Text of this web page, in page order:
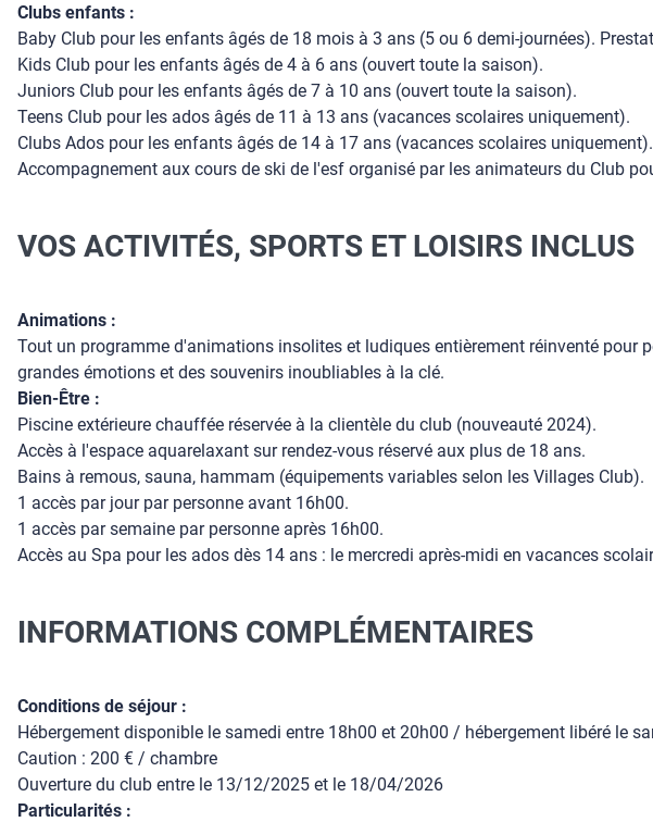
Clubs enfants :
Baby Club pour les enfants âgés de 18 mois à 3 ans (5 ou 6 demi-journées).
Kids Club pour les enfants âgés de 4 à 6 ans (ouvert toute la saison).
Juniors Club pour les enfants âgés de 7 à 10 ans (ouvert toute la saison).
Teens Club pour les ados âgés de 11 à 13 ans (vacances scolaires uniquement).
Clubs Ados pour les enfants âgés de 14 à 17 ans (vacances scolaires uniquement).
Accompagnement aux cours de ski de l'esf organisé par les animateurs du Club
VOS ACTIVITÉS, SPORTS ET LOISIRS INCLUS
Animations :
Tout un programme d'animations insolites et ludiques entièrement réinventé pour
grandes émotions et des souvenirs inoubliables à la clé.
Bien-Être :
Piscine extérieure chauffée réservée à la clientèle du club (nouveauté 2024).
Accès à l'espace aquarelaxant sur rendez-vous réservé aux plus de 18 ans.
Bains à remous, sauna, hammam (équipements variables selon les Villages Club).
1 accès par jour par personne avant 16h00.
1 accès par semaine par personne après 16h00.
Accès au Spa pour les ados dès 14 ans : le mercredi après-midi en vacances
INFORMATIONS COMPLÉMENTAIRES
Conditions de séjour :
Hébergement disponible le samedi entre 18h00 et 20h00 / hébergement libéré le
Caution : 200 € / chambre
Ouverture du club entre le 13/12/2025 et le 18/04/2026
Particularités :